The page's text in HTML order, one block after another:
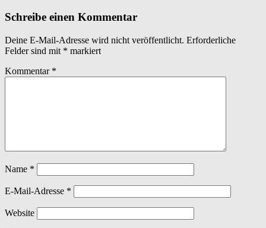
Schreibe einen Kommentar
Deine E-Mail-Adresse wird nicht veröffentlicht. Erforderliche
Felder sind mit * markiert
Kommentar *
Name *
E-Mail-Adresse *
Website